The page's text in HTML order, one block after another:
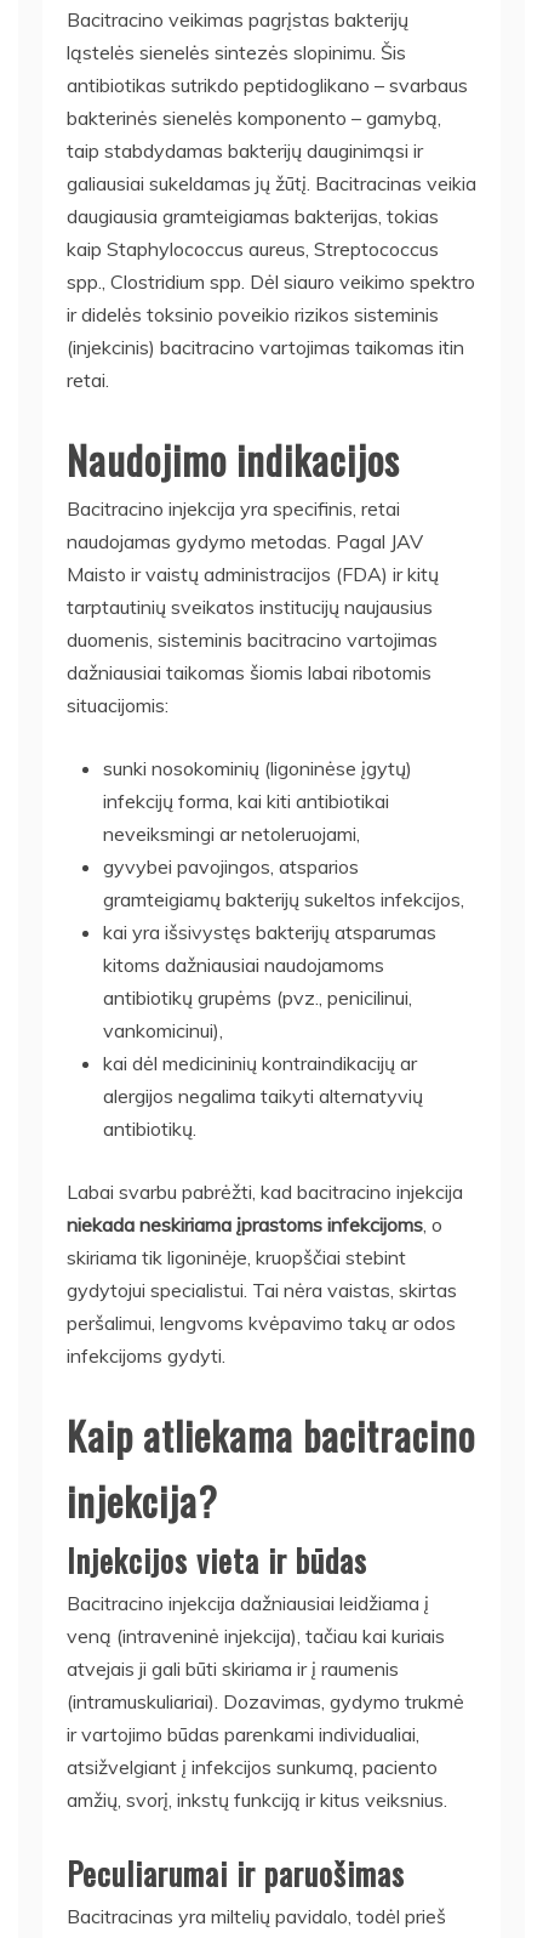
Bacitracino veikimas pagrįstas bakterijų
ląstelės sienelės sintezės slopinimu. Šis
antibiotikas sutrikdo peptidoglikano – svarbaus
bakterinės sienelės komponento – gamybą,
taip stabdydamas bakterijų dauginimąsi ir
galiausiai sukeldamas jų žūtį. Bacitracinas veikia
daugiausia gramteigiamas bakterijas, tokias
kaip Staphylococcus aureus, Streptococcus
spp., Clostridium spp. Dėl siauro veikimo spektro
ir didelės toksinio poveikio rizikos sisteminis
(injekcinis) bacitracino vartojimas taikomas itin
retai.
Naudojimo indikacijos
Bacitracino injekcija yra specifinis, retai
naudojamas gydymo metodas. Pagal JAV
Maisto ir vaistų administracijos (FDA) ir kitų
tarptautinių sveikatos institucijų naujausius
duomenis, sisteminis bacitracino vartojimas
dažniausiai taikomas šiomis labai ribotomis
situacijomis:
sunki nosokominių (ligoninėse įgytų)
infekcijų forma, kai kiti antibiotikai
neveiksmingi ar netoleruojami,
gyvybei pavojingos, atsparios
gramteigiamų bakterijų sukeltos infekcijos,
kai yra išsivystęs bakterijų atsparumas
kitoms dažniausiai naudojamoms
antibiotikų grupėms (pvz., penicilinui,
vankomicinui),
kai dėl medicininių kontraindikacijų ar
alergijos negalima taikyti alternatyvių
antibiotikų.
Labai svarbu pabrėžti, kad bacitracino injekcija
niekada neskiriama įprastoms infekcijoms , o
skiriama tik ligoninėje, kruopščiai stebint
gydytojui specialistui. Tai nėra vaistas, skirtas
peršalimui, lengvoms kvėpavimo takų ar odos
infekcijoms gydyti.
Kaip atliekama bacitracino
injekcija?
Injekcijos vieta ir būdas
Bacitracino injekcija dažniausiai leidžiama į
veną (intraveninė injekcija), tačiau kai kuriais
atvejais ji gali būti skiriama ir į raumenis
(intramuskuliariai). Dozavimas, gydymo trukmė
ir vartojimo būdas parenkami individualiai,
atsižvelgiant į infekcijos sunkumą, paciento
amžių, svorį, inkstų funkciją ir kitus veiksnius.
Peculiarumai ir paruošimas
Bacitracinas yra miltelių pavidalo, todėl prieš